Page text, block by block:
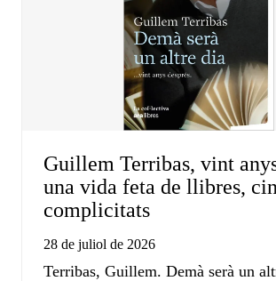
Guillem Terribas, vint
una vida feta de llibres,
complicitats
28 de juliol de 2026
Terribas, Guillem. Demà serà un